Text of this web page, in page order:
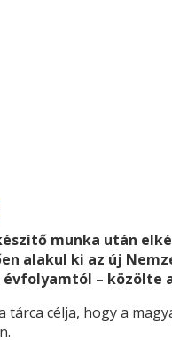
munka után
alakul ki az új
–
tárca célja, hogy a